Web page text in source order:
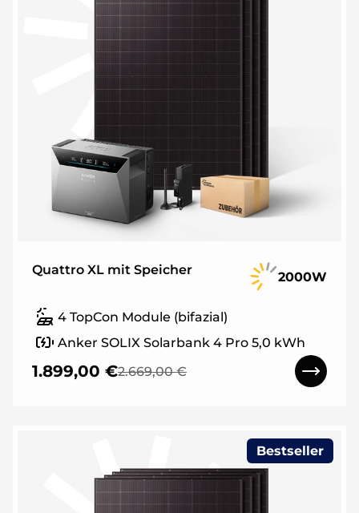
Quattro XL mit Speicher 2000W
4 TopCon Module (bifazial)
Anker SOLIX Solarbank 4 Pro 5,0 kWh
1.899,00 €2.669,00 €
Bestseller